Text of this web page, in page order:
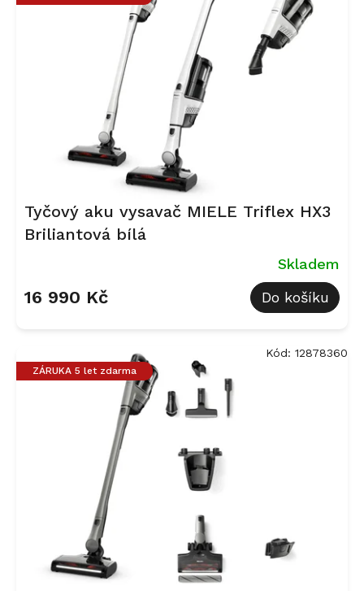
Tyčový aku vysavač MIELE Triflex HX3
Briliantová bílá
Skladem
16 990 Kč Do košíku
ZÁRUKA 5 let zdarma
Kód: 12878360